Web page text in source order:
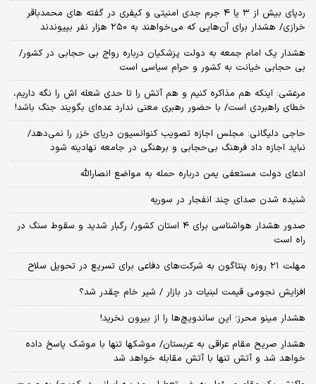
ردپای بیش از ۳ یا ۴ جرم جدی امنیتی و کیفری در گفته های محمدباقر
خرازی/ هشدار برای آن‌هایی که می‌خواهند به ۲۵۰ هزار نفر بپیوندند
هشدار یک امام جمعه به دولت پزشکیان درباره رواج بی حجابی در کشور/
بی حجابی خیانت به کشور و حرام سیاسی است
مرعشی: اینکه هم مذاکره کنیم و هم آتش را تا حدی شعله اش را نگه داریم،
خطای راهبردی است/ با حضور رهبری معنی ندارد عده‌ای بگویند جنگ باشد!
حاجی دلیگانی: مجلس اجازه تصویب کنوانسیون دریای خزر را نمی‌دهد/
نباید اجازه داد فرهنگ بی‌حجابی و برهنگی در جامعه نهادینه شود
ادعای دولت مستعفی یمن درباره حمله به مواضع انصارالله
شنیده شدن صدای چند انفجار در سوریه
صدور هشدار هواشناسی برای ۴ استان کشور/ رگبار شدید و سقوط سنگ در
راه است
مهلت ۲۱ روزه پنتاگون به شرکت‌های دفاعی برای تسریع در تحویل سلاح
افزایش نجومی قیمت لبنیات در بازار / شیر خام چقدر شد؟
هشدار مینو محرز؛ این ساندویچ‌ها را از بیرون نخرید!
هشدار صریح مقام عراقی به عربستان/ موشکها تنها با موشک پاسخ داده
خواهد شد و آتش تنها با آتش مقابله خواهد شد